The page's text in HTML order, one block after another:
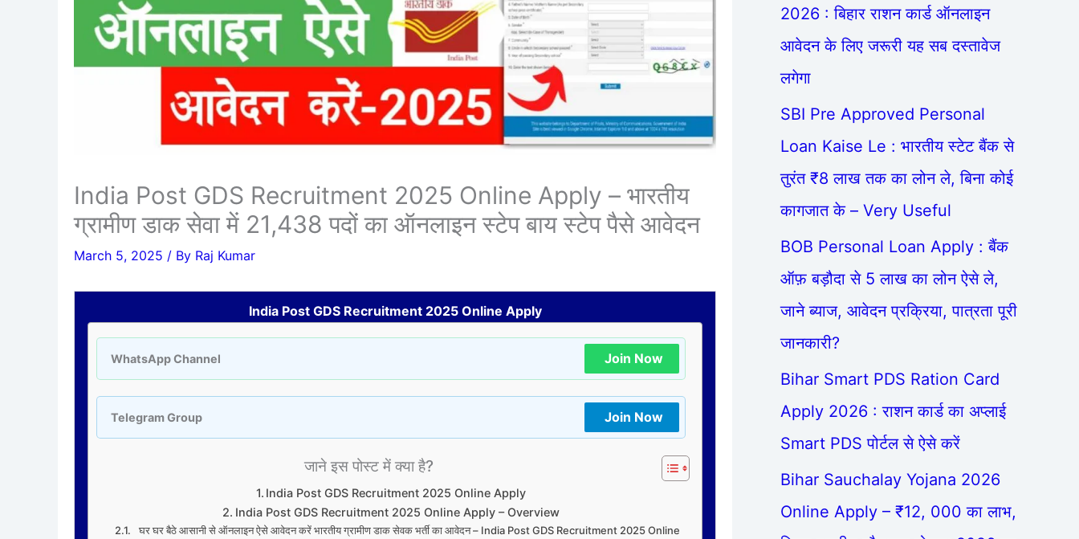
India Post GDS Recruitment 2025 Online Apply – भारतीय
ग्रामीण डाक सेवा में 21,438 पदों का ऑनलाइन स्टेप बाय स्टेप पैसे आवेदन
March 5, 2025 / By Raj Kumar
India Post GDS Recruitment 2025 Online Apply
WhatsApp Channel Join Now
Telegram Group Join Now
जाने इस पोस्ट में क्या है?
India Post GDS Recruitment 2025 Online Apply
India Post GDS Recruitment 2025 Online Apply – Overview
घर घर बैठे आसानी से ऑनलाइन ऐसे आवेदन करें भारतीय ग्रामीण डाक सेवक भर्ती का आवेदन – India Post GDS Recruitment 2025 Online
2026 : बिहार राशन कार्ड ऑनलाइन
आवेदन के लिए जरूरी यह सब दस्तावेज
लगेगा
SBI Pre Approved Personal
Loan Kaise Le : भारतीय स्टेट बैंक से
तुरंत ₹8 लाख तक का लोन ले, बिना कोई
कागजात के – Very Useful
BOB Personal Loan Apply : बैंक
ऑफ़ बड़ौदा से 5 लाख का लोन ऐसे ले,
जाने ब्याज, आवेदन प्रक्रिया, पात्रता पूरी
जानकारी?
Bihar Smart PDS Ration Card
Apply 2026 : राशन कार्ड का अप्लाई
Smart PDS पोर्टल से ऐसे करें
Bihar Sauchalay Yojana 2026
Online Apply – ₹12, 000 का लाभ,